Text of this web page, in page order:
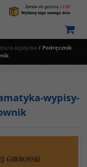
azjatycka / Podręcznik
wypisy-